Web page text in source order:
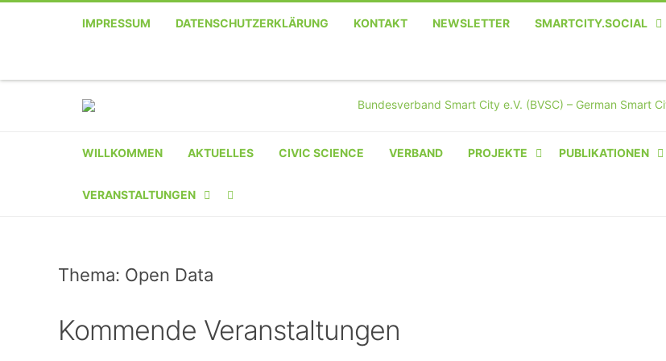
IMPRESSUM DATENSCHUTZERKLÄRUNG KONTAKT NEWSLETTER SMARTCITY.SOCIAL
WILLKOMMEN AKTUELLES CIVIC SCIENCE VERBAND PROJEKTE PUBLIKATIONEN
VERANSTALTUNGEN
VERANSTALTER-
VERANSTALTUNG
Thema: Open Data
Kommende Veranstaltungen